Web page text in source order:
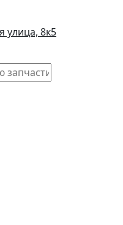
улица, 8к5